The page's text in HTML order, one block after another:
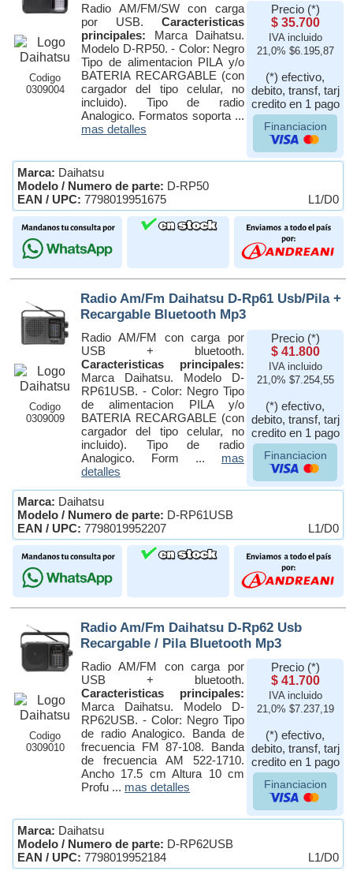
Codigo
0309004
Radio AM/FM/SW con carga
por USB. Caracteristicas
principales: Marca Daihatsu.
Modelo D-RP50. - Color: Negro
Tipo de alimentacion PILA y/o
BATERIA RECARGABLE (con
cargador del tipo celular, no
incluido). Tipo de radio
Analogico. Formatos soporta ...
mas detalles
Precio (*)
$ 35.700
IVA incluido
21,0% $6.195,87
(*) efectivo,
debito, transf, tarj
credito en 1 pago
Financiacion
Marca: Daihatsu
Modelo / Numero de parte: D-RP50
EAN / UPC: 7798019951675 L1/D0
Codigo
0309009
Radio Am/Fm Daihatsu D-Rp61 Usb/Pila +
Recargable Bluetooth Mp3
Radio AM/FM con carga por
USB + bluetooth.
Caracteristicas principales:
Marca Daihatsu. Modelo D-
RP61USB. - Color: Negro Tipo
de alimentacion PILA y/o
BATERIA RECARGABLE (con
cargador del tipo celular, no
incluido). Tipo de radio
Analogico. Form ... mas
detalles
Precio (*)
$ 41.800
IVA incluido
21,0% $7.254,55
(*) efectivo,
debito, transf, tarj
credito en 1 pago
Financiacion
Marca: Daihatsu
Modelo / Numero de parte: D-RP61USB
EAN / UPC: 7798019952207 L1/D0
Codigo
0309010
Radio Am/Fm Daihatsu D-Rp62 Usb
Recargable / Pila Bluetooth Mp3
Radio AM/FM con carga por
USB + bluetooth.
Caracteristicas principales:
Marca Daihatsu. Modelo D-
RP62USB. - Color: Negro Tipo
de radio Analogico. Banda de
frecuencia FM 87-108. Banda
de frecuencia AM 522-1710.
Ancho 17.5 cm Altura 10 cm
Profu ... mas detalles
Precio (*)
$ 41.700
IVA incluido
21,0% $7.237,19
(*) efectivo,
debito, transf, tarj
credito en 1 pago
Financiacion
Marca: Daihatsu
Modelo / Numero de parte: D-RP62USB
EAN / UPC: 7798019952184 L1/D0